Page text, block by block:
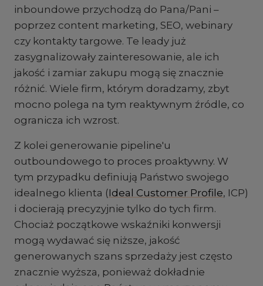
inboundowe przychodzą do Pana/Pani –
poprzez content marketing, SEO, webinary
czy kontakty targowe. Te leady już
zasygnalizowały zainteresowanie, ale ich
jakość i zamiar zakupu mogą się znacznie
różnić. Wiele firm, którym doradzamy, zbyt
mocno polega na tym reaktywnym źródle, co
ogranicza ich wzrost.
Z kolei generowanie pipeline'u
outboundowego to proces proaktywny. W
tym przypadku definiują Państwo swojego
idealnego klienta (Ideal Customer Profile, ICP)
i docierają precyzyjnie tylko do tych firm.
Chociaż początkowe wskaźniki konwersji
mogą wydawać się niższe, jakość
generowanych szans sprzedaży jest często
znacznie wyższa, ponieważ dokładnie